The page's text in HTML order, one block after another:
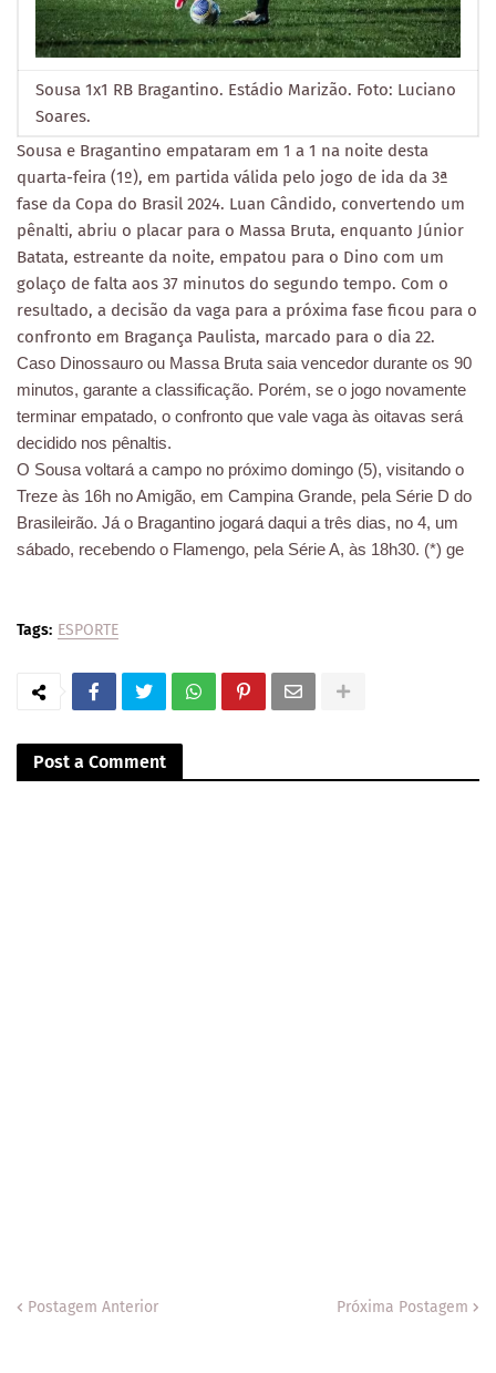
Sousa 1x1 RB Bragantino. Estádio Marizão. Foto: Luciano
Soares.
Sousa e Bragantino empataram em 1 a 1 na noite desta
quarta-feira (1º), em partida válida pelo jogo de ida da 3ª
fase da Copa do Brasil 2024. Luan Cândido, convertendo um
pênalti, abriu o placar para o Massa Bruta, enquanto Júnior
Batata, estreante da noite, empatou para o Dino com um
golaço de falta aos 37 minutos do segundo tempo. Com o
resultado, a decisão da vaga para a próxima fase ficou para o
confronto em Bragança Paulista, marcado para o dia 22.
Caso Dinossauro ou Massa Bruta saia vencedor durante os 90
minutos, garante a classificação. Porém, se o jogo novamente
terminar empatado, o confronto que vale vaga às oitavas será
decidido nos pênaltis.
O Sousa voltará a campo no próximo domingo (5), visitando o
Treze às 16h no Amigão, em Campina Grande, pela Série D do
Brasileirão. Já o Bragantino jogará daqui a três dias, no 4, um
sábado, recebendo o Flamengo, pela Série A, às 18h30. (*) ge
Tags: ESPORTE
Post a Comment
Postagem Anterior Próxima Postagem